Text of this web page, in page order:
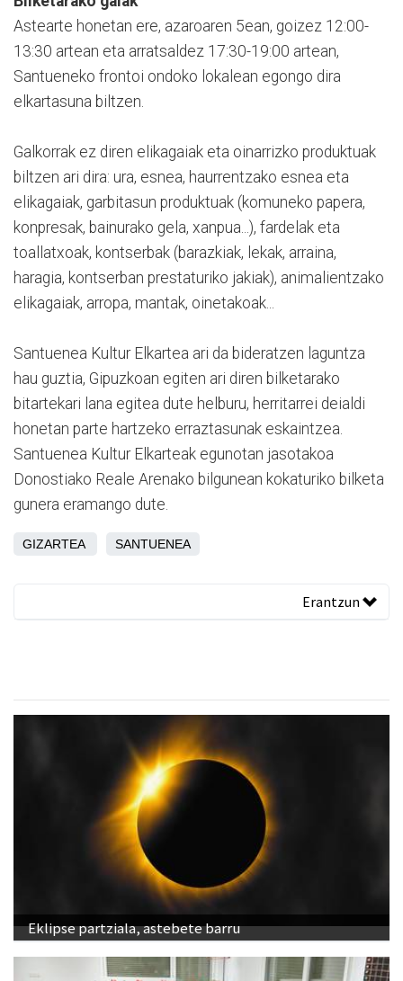
Astearte honetan ere, azaroaren 5ean, goizez 12:00-
13:30 artean eta arratsaldez 17:30-19:00 artean,
Santueneko frontoi ondoko lokalean egongo dira
elkartasuna biltzen.
Galkorrak ez diren elikagaiak eta oinarrizko produktuak
biltzen ari dira: ura, esnea, haurrentzako esnea eta
elikagaiak, garbitasun produktuak (komuneko papera,
konpresak, bainurako gela, xanpua...), fardelak eta
toallatxoak, kontserbak (barazkiak, lekak, arraina,
haragia, kontserban prestaturiko jakiak), animalientzako
elikagaiak, arropa, mantak, oinetakoak...
Santuenea Kultur Elkartea ari da bideratzen laguntza
hau guztia, Gipuzkoan egiten ari diren bilketarako
bitartekari lana egitea dute helburu, herritarrei deialdi
honetan parte hartzeko erraztasunak eskaintzea.
Santuenea Kultur Elkarteak egunotan jasotakoa
Donostiako Reale Arenako bilgunean kokaturiko bilketa
gunera eramango dute.
GIZARTEA SANTUENEA
Erantzun
Eklipse partziala, astebete barru